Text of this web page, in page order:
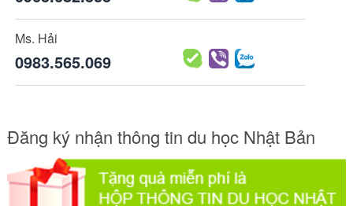
Ms. Hải
0983.565.069
Đăng ký nhận thông tin du học Nhật Bản